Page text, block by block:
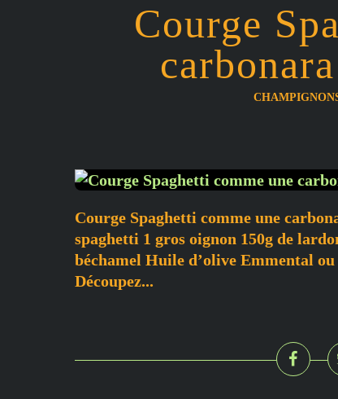
Courge
Courge Spaghetti comme une
spaghetti 1 gros oignon 150g de
béchamel Huile d’olive Emmental
Découpez...